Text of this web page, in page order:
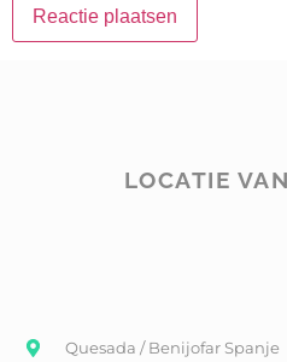
LOCATIE
Quesada / Benijofar Spanje